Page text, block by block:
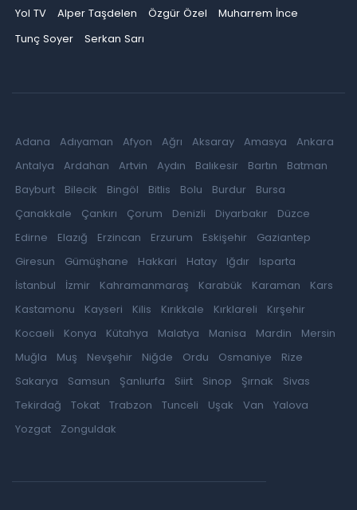
Yol TV
Alper Taşdelen Özgür Özel
Muharrem İnce
Tunç Soyer
Serkan Sarı
Adana Adıyaman Afyon Ağrı Aksaray Amasya
Ankara
Antalya
Ardahan Artvin Aydın Balıkesir Bartın
Batman
Bayburt
Bilecik Bingöl Bitlis Bolu Burdur
Bursa
Çanakkale
Çankırı Çorum Denizli Diyarbakır
Düzce
Edirne
Elazığ Erzincan Erzurum Eskişehir
Gaziantep
Giresun
Gümüşhane Hakkari Hatay Iğdır
Isparta
İstanbul
İzmir Kahramanmaraş Karabük Karaman
Kars
Kastamonu
Kayseri Kilis Kırıkkale Kırklareli
Kırşehir
Kocaeli
Konya Kütahya Malatya Manisa Mardin
Mersin
Muğla
Muş Nevşehir Niğde Ordu Osmaniye
Rize
Sakarya
Samsun Şanlıurfa Siirt Sinop Şırnak
Sivas
Tekirdağ
Tokat Trabzon Tunceli Uşak Van
Yalova
Yozgat
Zonguldak